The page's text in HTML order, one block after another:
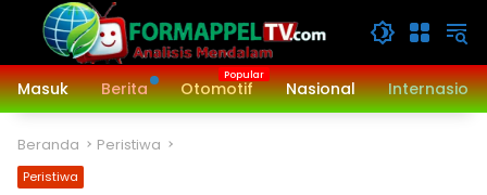
Langsung
konten
Masuk
Berita Otomotif Nasional
Beranda Peristiwa
Peristiwa